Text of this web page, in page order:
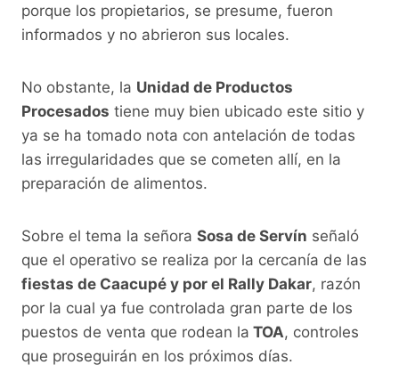
porque los propietarios, se presume, fueron
informados y no abrieron sus locales.
No obstante, la Unidad de Productos
Procesados tiene muy bien ubicado este sitio y
ya se ha tomado nota con antelación de todas
las irregularidades que se cometen allí, en la
preparación de alimentos.
Sobre el tema la señora Sosa de Servín señaló
que el operativo se realiza por la cercanía de las
fiestas de Caacupé y por el Rally Dakar, razón
por la cual ya fue controlada gran parte de los
puestos de venta que rodean la TOA, controles
que proseguirán en los próximos días.